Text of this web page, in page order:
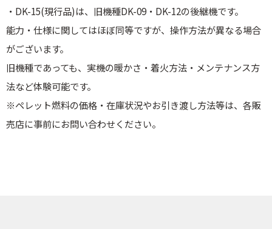
・DK-15(現行品)は、旧機種DK-09・DK-12の後継機です。
能力・仕様に関してはほぼ同等ですが、操作方法が異なる場合
がございます。
旧機種であっても、実機の暖かさ・着火方法・メンテナンス方
法など体験可能です。
※ペレット燃料の価格・在庫状況やお引き渡し方法等は、各販
売店に事前にお問い合わせください。